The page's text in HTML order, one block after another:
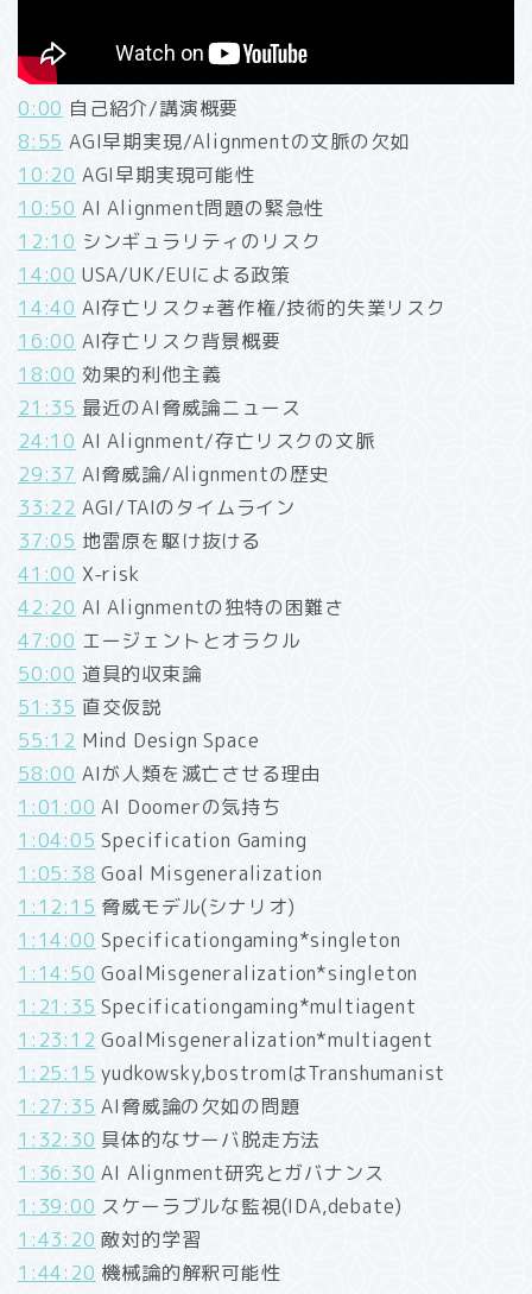
0:00 自己紹介/講演概要
8:55 AGI早期実現/Alignmentの文脈の欠如
10:20 AGI早期実現可能性
10:50 AI Alignment問題の緊急性
12:10 シンギュラリティのリスク
14:00 USA/UK/EUによる政策
14:40 AI存亡リスク≠著作権/技術的失業リスク
16:00 AI存亡リスク背景概要
18:00 効果的利他主義
21:35 最近のAI脅威論ニュース
24:10 AI Alignment/存亡リスクの文脈
29:37 AI脅威論/Alignmentの歴史
33:22 AGI/TAIのタイムライン
37:05 地雷原を駆け抜ける
41:00 X-risk
42:20 AI Alignmentの独特の困難さ
47:00 エージェントとオラクル
50:00 道具的収束論
51:35 直交仮説
55:12 Mind Design Space
58:00 AIが人類を滅亡させる理由
1:01:00 AI Doomerの気持ち
1:04:05 Specification Gaming
1:05:38 Goal Misgeneralization
1:12:15 脅威モデル(シナリオ)
1:14:00 Specificationgaming*singleton
1:14:50 GoalMisgeneralization*singleton
1:21:35 Specificationgaming*multiagent
1:23:12 GoalMisgeneralization*multiagent
1:25:15 yudkowsky,bostromはTranshumanist
1:27:35 AI脅威論の欠如の問題
1:32:30 具体的なサーバ脱走方法
1:36:30 AI Alignment研究とガバナンス
1:39:00 スケーラブルな監視(IDA,debate)
1:43:20 敵対的学習
1:44:20 機械論的解釈可能性